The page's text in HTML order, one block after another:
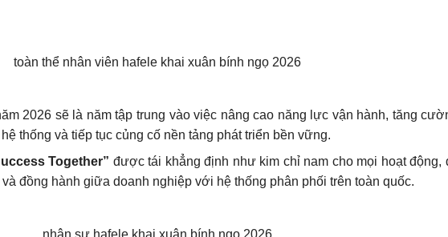
2026 sẽ là năm tập trung vào việc nâng cao năng lực vận hành, tăng
thống và tiếp tục củng cố nền tảng phát triển bền vững.
Together” được tái khẳng định như kim chỉ nam cho mọi hoạt động,
đồng hành giữa doanh nghiệp với hệ thống phân phối trên toàn quốc.